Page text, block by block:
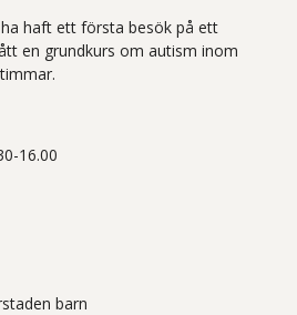
haft ett första besök på ett
en grundkurs om autism inom
16.00
barn